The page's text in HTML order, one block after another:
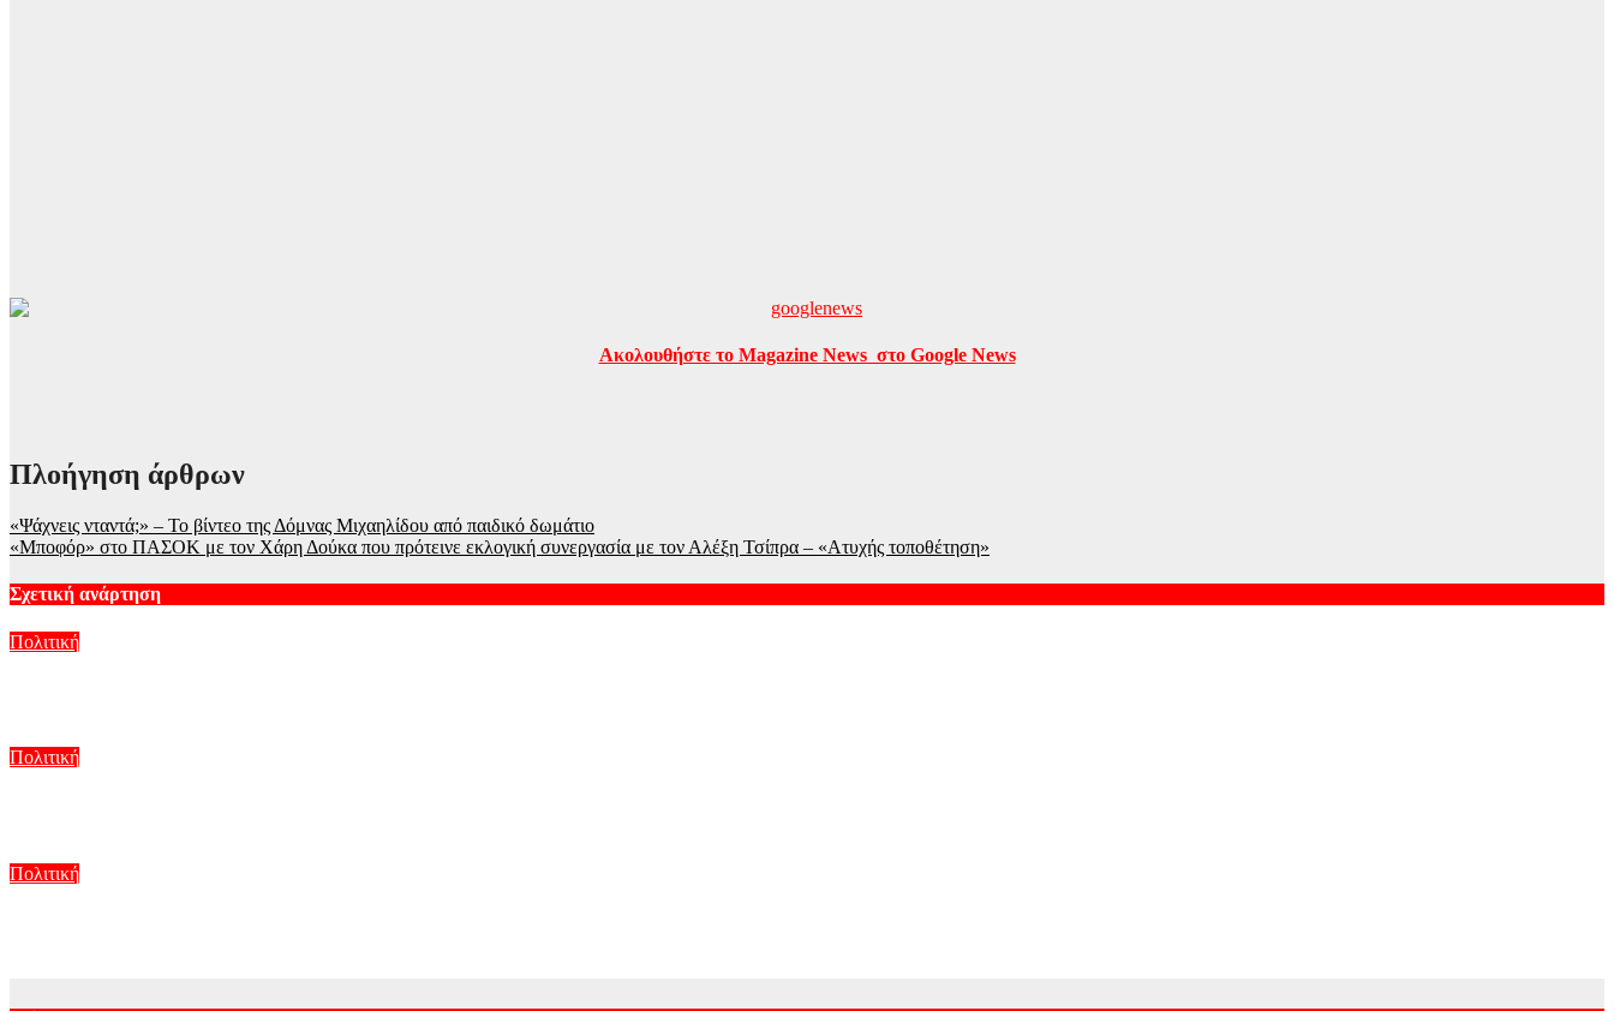
Ακολουθήστε το Magazine News στο Google News
Πλοήγηση άρθρων
«Ψάχνεις νταντά;» – Το βίντεο της Δόμνας Μιχαηλίδου από παιδικό δωμάτιο
«Μποφόρ» στο ΠΑΣΟΚ με τον Χάρη Δούκα που πρότεινε εκλογική συνεργασία με τον Αλέξη Τσίπρα – «Ατυχής τοποθέτηση»
Σχετική ανάρτηση
Πολιτική
Πολιτική
Πολιτική